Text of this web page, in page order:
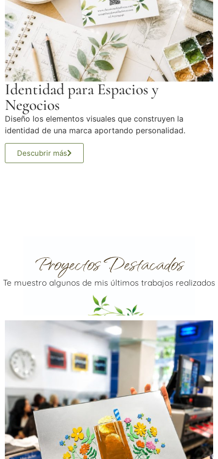
Identidad para Espacios y
Negocios
Diseño los elementos visuales que construyen la
identidad de una marca aportando personalidad.
Descubrir más
Proyectos Destacados
Te muestro algunos de mis últimos trabajos realizados